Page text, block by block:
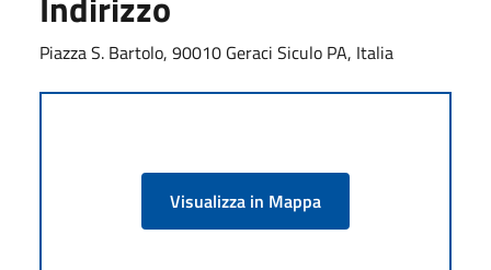
Piazza S. Bartolo, 90010 Geraci Siculo PA, Italia
Visualizza in Mappa